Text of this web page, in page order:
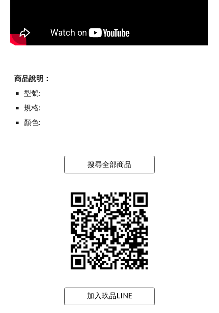
商品說明：
型號:
規格:
顏色:
搜尋全部商品
加入玖品LINE